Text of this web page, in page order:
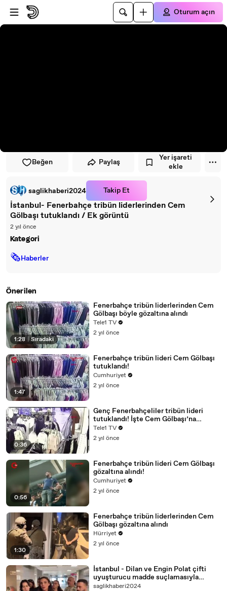
Oynatıcıya atla
Ana içeriğe atla
Oturum açın
Beğen Paylaş
Yer işareti
ekle
saglikhaberi2024 Takip Et
İstanbul- Fenerbahçe tribün liderlerinden Cem
Gölbaşı tutuklandı / Ek görüntü
2 yıl önce
Kategori
🗞Haberler
Önerilen
1:28 | Sıradaki
Fenerbahçe tribün liderlerinden Cem
Gölbaşı böyle gözaltına alındı
Tele1 TV
2 yıl önce
1:47
Fenerbahçe tribün lideri Cem Gölbaşı
tutuklandı!
Cumhuriyet
2 yıl önce
0:36
Genç Fenerbahçeliler tribün lideri
tutuklandı! İşte Cem Gölbaşı’na
yöneltilen suçlamalar
Tele1 TV
2 yıl önce
0:56
Fenerbahçe tribün lideri Cem Gölbaşı
gözaltına alındı!
Cumhuriyet
2 yıl önce
1:30
Fenerbahçe tribün liderlerinden Cem
Gölbaşı gözaltına alındı
Hürriyet
2 yıl önce
İstanbul - Dilan ve Engin Polat çifti
uyuşturucu madde suçlamasıyla
gözaltına alındı/Ek görüntü ve fotoğraf
saglikhaberi2024